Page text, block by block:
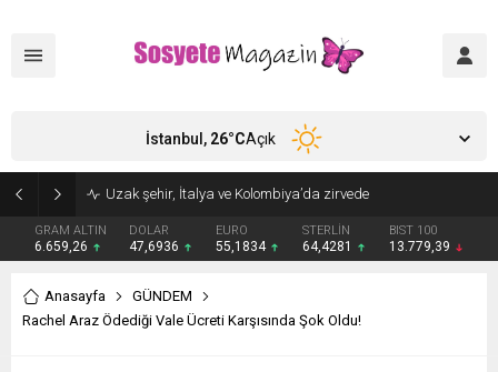
GRAM ALTIN
6.659,26
DOLAR
47,6936
EURO
55,1834
STERLİN
64,4281
BIST 100
13.779,39
İstanbul, 26°CAçık
Anasayfa
GÜNDEM
Rachel Araz Ödediği Vale Ücreti Karşısında Şok Oldu!